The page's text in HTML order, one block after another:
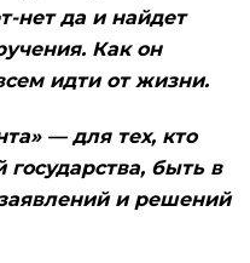
нет да и найдет
Как он
идти от жизни.
— для тех, кто
государства, быть в
и решений